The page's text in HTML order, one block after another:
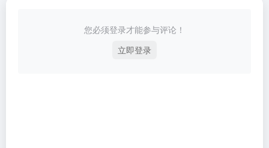
您必须登录才能参与评论！
立即登录